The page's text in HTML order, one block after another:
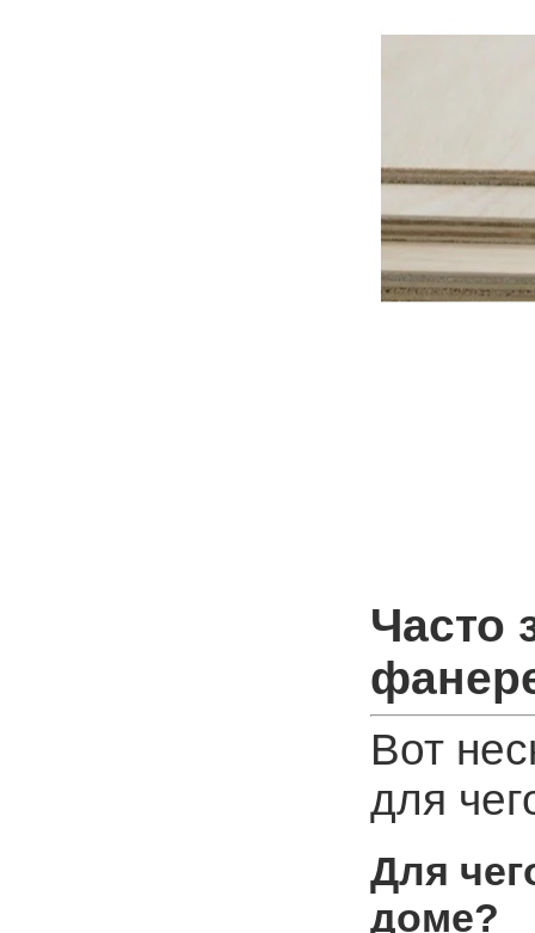
Часто
Вот
для
Для
доме?